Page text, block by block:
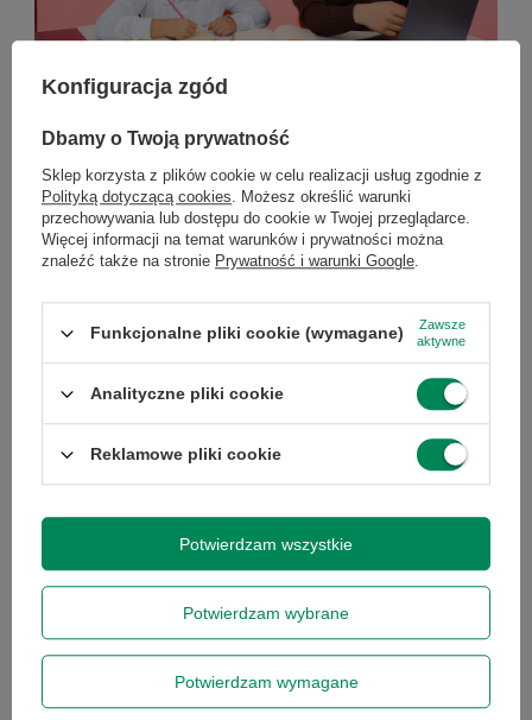
roku?
Komputer dla nauczyciela – jaki wybrać w 2026 roku?
Komputer to podstawowe narzędzie pracy każdego
nauczyciela. Powinien bez problemu obsługiwać e-
dziennik, pakiet biurowy, prezentacje oraz lekcje online.
Dla większości użytkowników najlepszym wyborem
będzie laptop z procesorem Intel Core i5 lub AMD Ryzen
5, 16 GB pamięci RAM i dyskiem SSD 512 GB. Coraz
większą popularnością cieszą się także komputery
poleasingowe klasy biznesowej, które oferują wysoką
wydajność, solidne wykonanie i korzystniejszą cenę niż
wiele nowych modeli. W tym poradniku podpowiadamy,
najlepiej sprawdzi się w codziennej pracy nauczyciela.
Konfiguracja zgód
Dbamy o Twoją prywatność
Sklep korzysta z plików cookie w celu realizacji usług zgodnie z
Polityką dotyczącą cookies. Możesz określić warunki
przechowywania lub dostępu do cookie w Twojej przeglądarce.
Więcej informacji na temat warunków i prywatności można
znaleźć także na stronie Prywatność i warunki Google.
Funkcjonalne pliki cookie (wymagane)
Zawsze
aktywne
Analityczne pliki cookie
Reklamowe pliki cookie
Potwierdzam wybrane
Potwierdzam wymagane
Potwierdzam wszystkie